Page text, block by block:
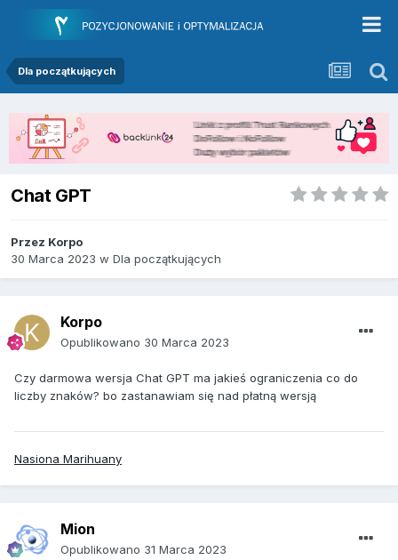
Dla początkujących
Chat GPT
Przez Korpo
30 Marca 2023 w Dla początkujących
Korpo
Opublikowano 30 Marca 2023
Czy darmowa wersja Chat GPT ma jakieś ograniczenia co do
liczby znaków? bo zastanawiam się nad płatną wersją
Nasiona Marihuany
Mion
Opublikowano 31 Marca 2023